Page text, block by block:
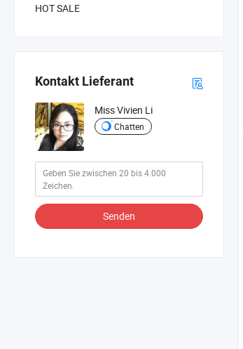
HOT SALE
Kontakt Lieferant
Miss Vivien Li
Chatten
Senden